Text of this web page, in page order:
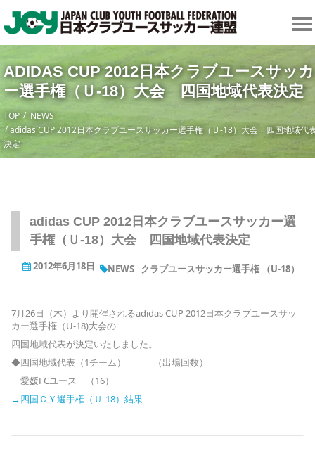
ADIDAS CUP 2012日本クラブユースサッカ
ー選手権（Ｕ-18）大会 四国地域代表決定
TOP
NEWS
adidas CUP 2012日本クラブユースサッカー選手権（Ｕ-18）大会 四国地域代
決定
adidas CUP 2012日本クラブユースサッカー選
手権（Ｕ-18）大会 四国地域代表決定
2012年6月18日 NEWS クラブユースサッカー選手権 （U-18）
7月26日（木）より開催されるadidas CUP 2012日本クラブユースサッ
カー選手権（U-18)大会の
四国地域代表が決定いたしました。
◆四国地域代表（1チーム） （出場回数）
愛媛FCユース （16）
→四国ＣＹ選手権（Ｕ-18）結果